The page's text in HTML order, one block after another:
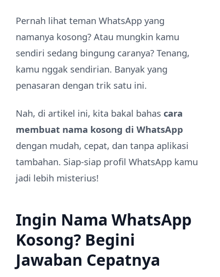
Pernah lihat teman WhatsApp yang
namanya kosong? Atau mungkin kamu
sendiri sedang bingung caranya? Tenang,
kamu nggak sendirian. Banyak yang
penasaran dengan trik satu ini.
Nah, di artikel ini, kita bakal bahas cara
membuat nama kosong di WhatsApp
dengan mudah, cepat, dan tanpa aplikasi
tambahan. Siap-siap profil WhatsApp kamu
jadi lebih misterius!
Ingin Nama WhatsApp
Kosong? Begini
Jawaban Cepatnya